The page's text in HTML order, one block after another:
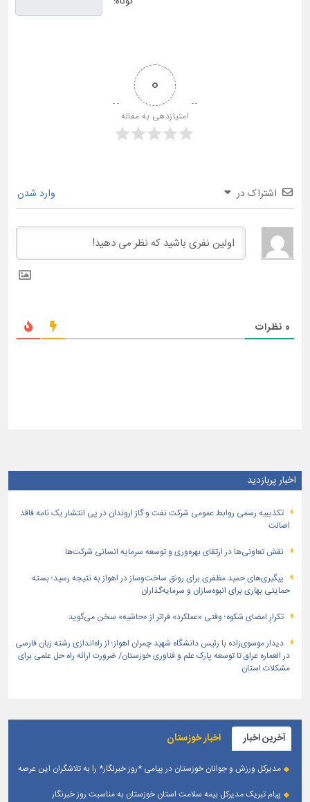
0
امتیازدهی به مقاله
اشتراک در وارد شدن
0 نظرات
اخبار پربازدید
تكذیبیه رسمی روابط عمومی شركت نفت و گاز اروندان در پی انتشار یک نامه فاقد
اصالت
نقش تعاونی‌ها در ارتقای بهره‌وری و توسعه سرمایه انسانی شرکت‌ها
پیگیری‌های حمید مظفری برای رونق ساخت‌وساز در اهواز به نتیجه رسید؛ بسته
حمایتی بهاری برای انبوه‌سازان و سرمایه‌گذاران
تکرارِ امضای شکوه؛ وقتی «عملکرد» فراتر از «حاشیه» سخن می‌گوید
دیدار موسوی‌زاده با رئیس دانشگاه شهید چمران اهواز؛ از راه‌اندازی رشته زبان فارسی
در العماره عراق تا توسعه پارک علم و فناوری خوزستان/ ضرورت ارائه راه حل علمی برای
مشکلات استان
آخرین اخبار اخبار خوزستان
مدیرکل ورزش و جوانان خوزستان در پیامی *روز خبرنگار* را به تلاشگران این عرصه
پیام تبریک مدیرکل بیمه سلامت استان خوزستان به مناسبت روز خبرنگار